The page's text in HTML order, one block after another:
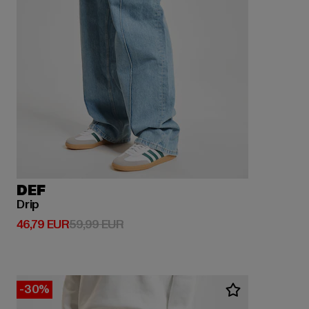
DEF
Drip
46,79 EUR
Derzeitiger Preis: 46,79 EUR
59,99 EURAktionspreis: 59,99 EUR
-30%